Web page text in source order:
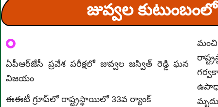
జువ్వల
ఏపీఆర్‌జేసీ ప్రవేశ పరీక్షలో జువ్వల జస్విత్ రెడ్డి ఘన
విజయం
ఈఈటీ గ్రూప్‌లో రాష్ట్రస్థాయిలో 33వ ర్యాంక్
మంచి